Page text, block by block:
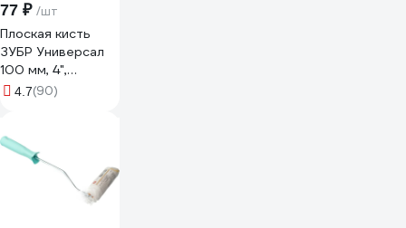
77 ₽ /шт
Плоская кисть
ЗУБР Универсал
100 мм, 4",
светлая
100_z01
4.7(90)